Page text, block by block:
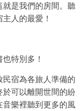
是我們的房間。聽
人的最愛！
特別多！
宿為各旅人準備的
可以離開世間的紛
樂裡聽到更多的風